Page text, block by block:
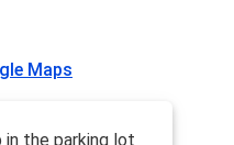
Maps
the parking lot